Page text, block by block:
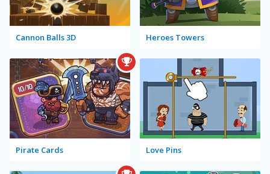
Cannon Balls 3D Heroes Towers
Pirate Cards Love Pins